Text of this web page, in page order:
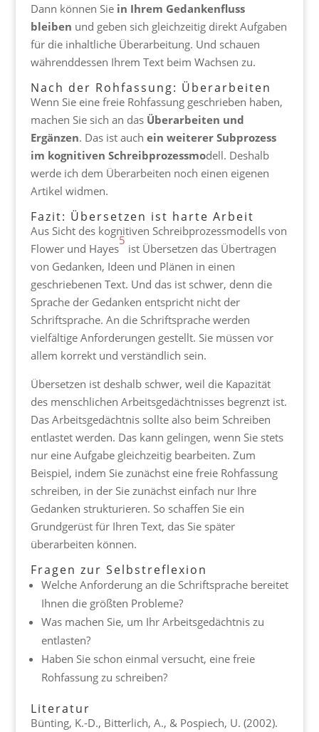
Dann können Sie in Ihrem Gedankenfluss
bleiben und geben sich gleichzeitig direkt Aufgaben
für die inhaltliche Überarbeitung. Und schauen
währenddessen Ihrem Text beim Wachsen zu.
Nach der Rohfassung: Überarbeiten
Wenn Sie eine freie Rohfassung geschrieben haben,
machen Sie sich an das Überarbeiten und
Ergänzen. Das ist auch ein weiterer Subprozess
im kognitiven Schreibprozessmodell. Deshalb
werde ich dem Überarbeiten noch einen eigenen
Artikel widmen.
Fazit: Übersetzen ist harte Arbeit
Aus Sicht des kognitiven Schreibprozessmodells von
Flower und Hayes
5
ist Übersetzen das Übertragen
von Gedanken, Ideen und Plänen in einen
geschriebenen Text. Und das ist schwer, denn die
Sprache der Gedanken entspricht nicht der
Schriftsprache. An die Schriftsprache werden
vielfältige Anforderungen gestellt. Sie müssen vor
allem korrekt und verständlich sein.
Übersetzen ist deshalb schwer, weil die Kapazität
des menschlichen Arbeitsgedächtnisses begrenzt ist.
Das Arbeitsgedächtnis sollte also beim Schreiben
entlastet werden. Das kann gelingen, wenn Sie stets
nur eine Aufgabe gleichzeitig bearbeiten. Zum
Beispiel, indem Sie zunächst eine freie Rohfassung
schreiben, in der Sie zunächst einfach nur Ihre
Gedanken strukturieren. So schaffen Sie ein
Grundgerüst für Ihren Text, das Sie später
überarbeiten können.
Fragen zur Selbstreflexion
Welche Anforderung an die Schriftsprache bereitet
Ihnen die größten Probleme?
Was machen Sie, um Ihr Arbeitsgedächtnis zu
entlasten?
Haben Sie schon einmal versucht, eine freie
Rohfassung zu schreiben?
Literatur
Bünting, K.-D., Bitterlich, A., & Pospiech, U. (2002).